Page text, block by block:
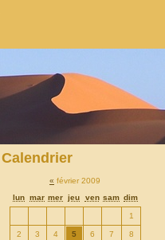
Calendrier
« février 2009
lun mar mer jeu ven sam dim
1
2 3 4 5 6 7 8